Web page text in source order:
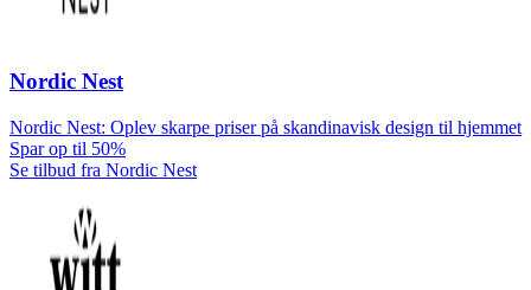
Nordic Nest
Nordic Nest: Oplev skarpe priser på skandinavisk design til hjemmet
Spar op til 50%
Se tilbud fra Nordic Nest